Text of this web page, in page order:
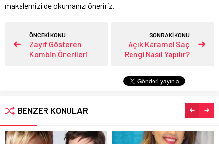
makalemizi de okumanızı öneririz.
ÖNCEKİ KONU
Zayıf Gösteren
Kombin Önerileri
SONRAKİ KONU
Açık Karamel Saç
Rengi Nasıl Yapılır?
BENZER KONULAR